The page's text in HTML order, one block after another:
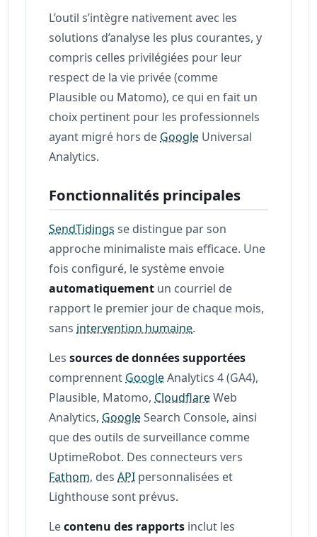
L’outil s’intègre nativement avec les
solutions d’analyse les plus courantes, y
compris celles privilégiées pour leur
respect de la vie privée (comme
Plausible ou Matomo), ce qui en fait un
choix pertinent pour les professionnels
ayant migré hors de Google Universal
Analytics.
Fonctionnalités principales
SendTidings se distingue par son
approche minimaliste mais efficace. Une
fois configuré, le système envoie
automatiquement un courriel de
rapport le premier jour de chaque mois,
sans intervention humaine.
Lessources de données supportées
comprennent GoogleAnalytics 4 (GA4),
Plausible, Matomo, CloudflareWeb
Analytics, GoogleSearch Console, ainsi
que des outils de surveillance comme
UptimeRobot. Des connecteurs vers
Fathom, desAPI personnalisées et
Lighthouse sont prévus.
Lecontenu des rapports inclut les